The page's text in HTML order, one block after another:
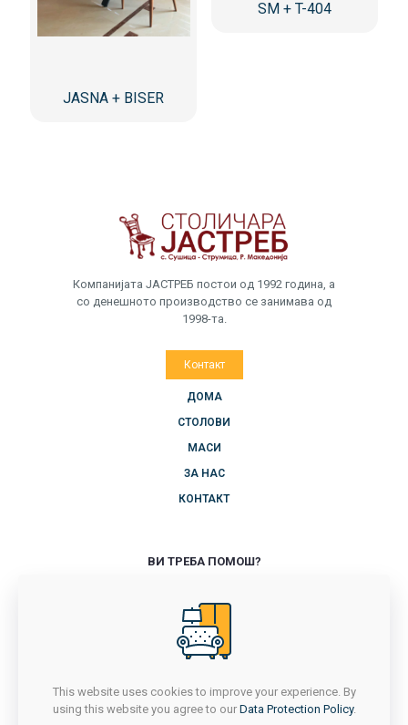
JASNA + BISER
SM + T-404
Компанијата ЈАСТРЕБ постои од 1992 година, а
со денешното производство се занимава од
1998-та.
Контакт
ДОМА
СТОЛОВИ
МАСИ
ЗА НАС
КОНТАКТ
ВИ ТРЕБА ПОМОШ?
ПОНЕДЕЛНИК-ПЕТОК
7Ч - 16Ч
НЕДЕЛА
This website uses cookies to improve your experience. By
using this website you agree to our Data Protection Policy.